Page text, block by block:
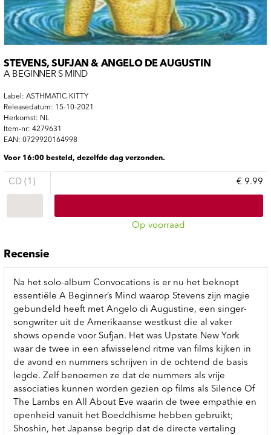
STEVENS, SUFJAN & ANGELO DE AUGUSTIN
A BEGINNER S MIND
Label: ASTHMATIC KITTY
Releasedatum: 15-10-2021
Herkomst: NL
Item-nr: 4279631
EAN: 0729920164998
Voor 16:00 besteld, dezelfde dag verzonden.
CD (1) € 9.99
Op voorraad
Recensie
Na het solo-album Convocations is er nu het beknopt
essentiële A Beginner’s Mind waarop Stevens zijn magie
gebundeld heeft met Angelo di Augustine, een singer-
songwriter uit de Amerikaanse westkust die al vaker
shows opende voor Sufjan. Het was Upstate New York
waar de twee in een afwisselend ritme van films kijken in
de avond en nummers schrijven in de ochtend de basis
legde. Zelf benoemen ze dat de nummers als vrije
associaties kunnen worden gezien op films als Silence Of
The Lambs en All About Eve waarin de twee empathie en
openheid vanuit het Boeddhisme hebben gebruikt;
Shoshin, het Japanse begrip dat de directe vertaling